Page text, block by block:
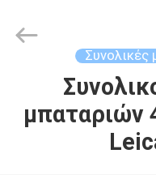
ΠΡΟΪΌΝΤΑ
Instrument
Co.,Ltd.
μπαταριών